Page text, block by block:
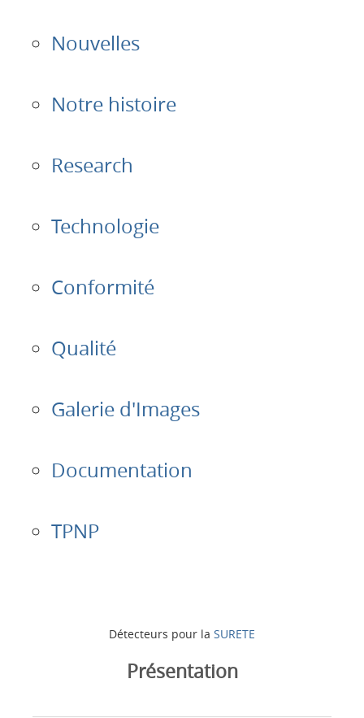
Applications
Produits
Langue
Détecteurs pour la SURETE
Présentation
Nouvelles
Notre histoire
Research
Technologie
Conformité
Qualité
Galerie d'Images
Documentation
TPNP